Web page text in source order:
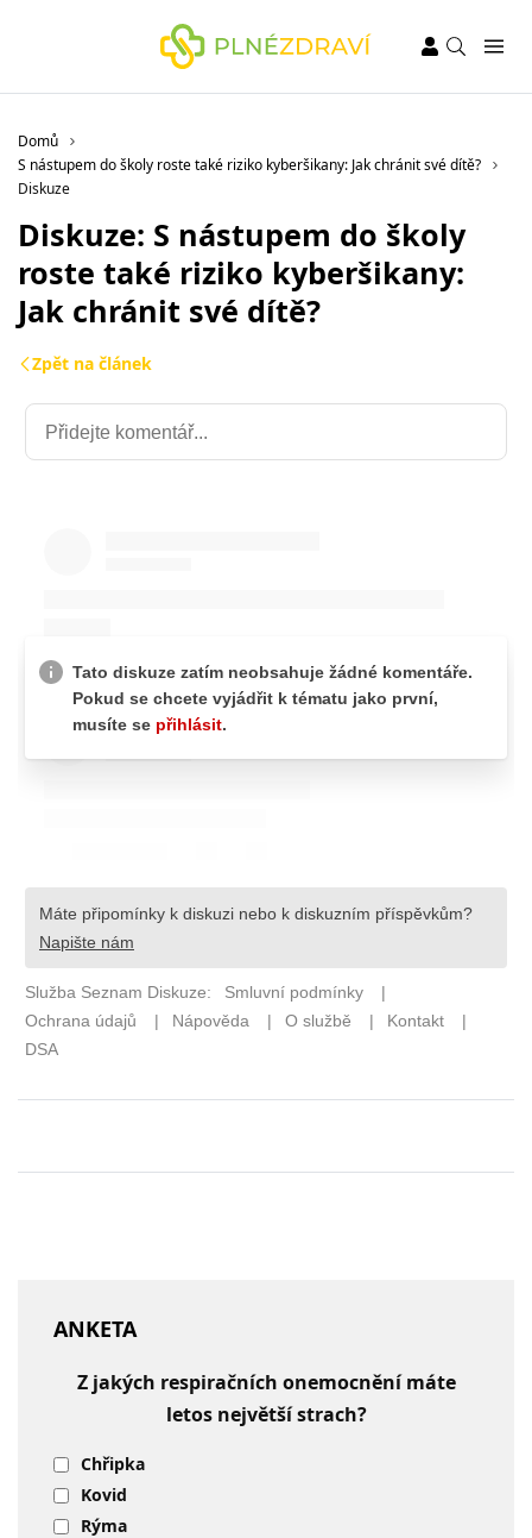
Domů
S nástupem do školy roste také riziko kyberšikany: Jak chránit své dítě?
Diskuze
Diskuze: S nástupem do školy
roste také riziko kyberšikany:
Jak chránit své dítě?
Zpět na článek
ANKETA
Z jakých respiračních onemocnění máte
letos největší strach?
Chřipka
Kovid
Rýma